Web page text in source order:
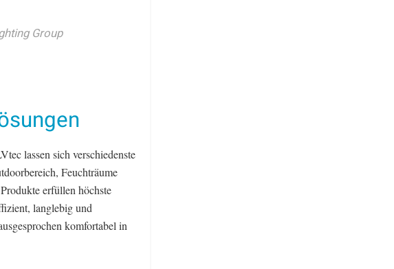
Group
lassen sich verschiedenste
Feuchträume
erfüllen höchste
langlebig und
komfortabel in